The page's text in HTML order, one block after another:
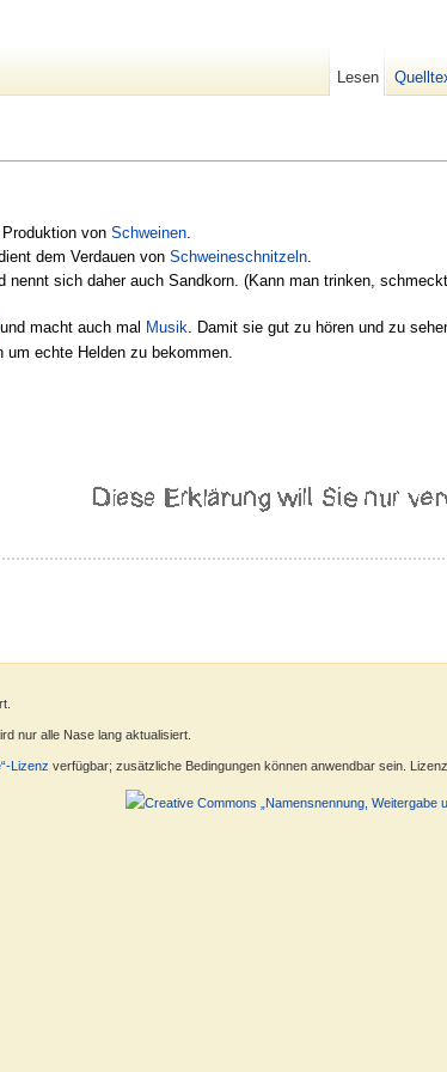
Produktion vonSchweinen
dem Verdauen vonSchweineschnitzeln
nennt sich daher auch Sandkorn. (Kann man trinken,
und macht auch mal Musik. Damit sie gut zu hören und zu
um echte Helden zu bekommen.
Lesen
nur alle Nase lang aktualisiert.
Lizenz verfügbar; zusätzliche Bedingungen können anwendbar sein.